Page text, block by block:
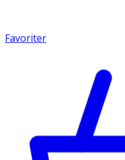
Favoriter